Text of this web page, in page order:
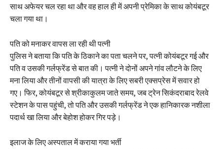
साथ अफेयर चल रहा था और वह हाल ही में अपनी प्रेमिका के साथ कोयंबटूर
चला गया था।
पति को मनाकर वापस ला रही थी पत्नी
पुलिस ने बताया कि पति के ठिकाने का पता चलने पर, पत्नी कोयंबटूर गई और
पति व उसकी गर्लफ्रेंड से बात की। पत्नी ने दोनों अपने गांव लौटने के लिए
मना लिया और तीनों वापसी की यात्रा के लिए सबरी एक्सप्रेस में सवार हो
गए। फिर, कोयंबटूर से श्रीकाकुलम जाते समय, जब ट्रेन सिकंदराबाद रेलवे
स्टेशन के पास पहुंची, तो पति और उसकी गर्लफ्रेंड ने एक हानिकारक नशीला
पदार्थ खा लिया और बेहोश होकर गिर पड़े।
इलाज के लिए अस्पताल में कराया गया भर्ती